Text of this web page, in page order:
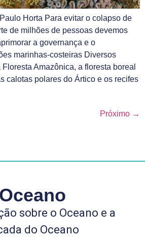
Horta Para evitar o colapso de
de milhões de pessoas devemos
a governança e o
marinhas-costeiras Diversos
Amazônica, a floresta boreal
calotas polares do Ártico e os recifes
Próximo →
sobre o Oceano e a
do Oceano